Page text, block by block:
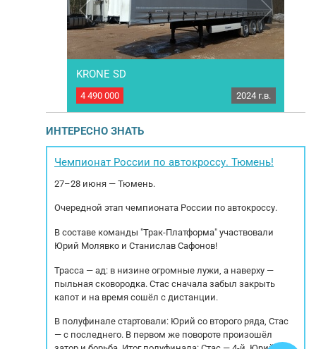
колбы
Полуприцеп шторный KRONE SD Год выпуска:
МБН: 6800 кг. Грузоподъемность: 32 000 кг.
Габариты внутренние: Длинна: 13.6м. Ширина:
2.48м. Высота: 2.7м. Объем: 92куб.
KRONE SD
4 490 000 2024 г.в.
ИНТЕРЕСНО ЗНАТЬ
Чемпионат России по автокроссу. Тюмень!
27–28 июня — Тюмень.
Очередной этап чемпионата России по автокроссу.
В составе команды "Трак-Платформа" участвовали
Юрий Молявко и Станислав Сафонов!
Трасса — ад: в низине огромные лужи, а наверху —
пыльная сковородка. Стас сначала забыл закрыть
капот и на время сошёл с дистанции.
В полуфинале стартовали: Юрий со второго ряда, Стас
— с последнего. В первом же повороте произошёл